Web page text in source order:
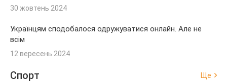
30 жовтень 2024
Українцям сподобалося одружуватися онлайн. Але не
всім
12 вересень 2024
Спорт Ще